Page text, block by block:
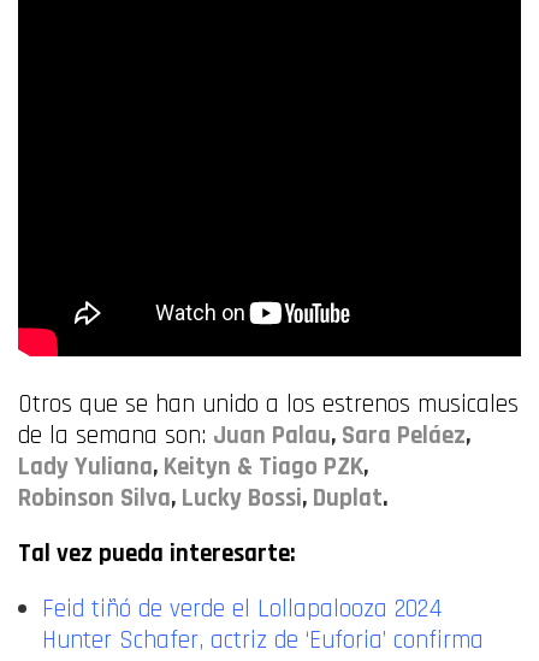
Otros que se han unido a los estrenos musicales
de la semana son: Juan Palau, Sara Peláez,
Lady Yuliana, Keityn & Tiago PZK,
Robinson Silva, Lucky Bossi, Duplat.
Tal vez pueda interesarte:
Feid tiñó de verde el Lollapalooza 2024
Hunter Schafer, actriz de ‘Euforia’ confirma